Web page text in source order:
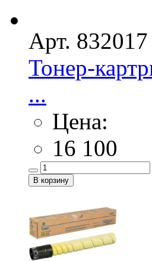
Арт. 832017
Тонер-
...
Цена:
16 100